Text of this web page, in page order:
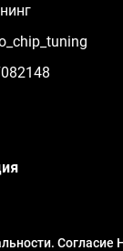
Согласие